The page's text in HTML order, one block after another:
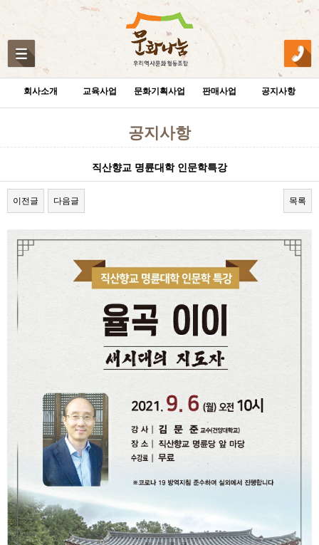
회사소개 교육사업 문화기획사업 판매사업 공지사항
공지사항
직산향교 명륜대학 인문학특강
이전글 다음글 목록